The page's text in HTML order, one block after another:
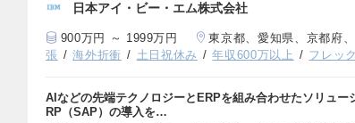
日本アイ・ビー・エム株式会社
900万円 ～ 1999万円 東京都、愛知県、京都府
張
海外折衝 土日祝休み 年収600万以上 フレッ
AIなどの先端テクノロジーとERPを組み合わせたソリュー
RP（SAP）の導入を…